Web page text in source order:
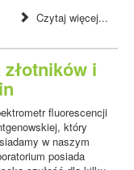
Czytaj więcej...
i
fluorescencji
który
w naszym
posiada